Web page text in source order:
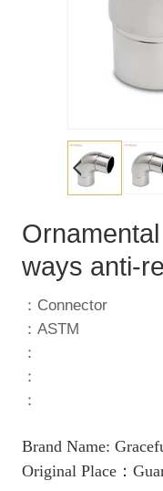
ways anti-
：Connector
：ASTM
：
：
：
Brand Name:
Original Place：